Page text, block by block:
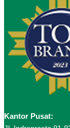
Kantor Pusat: